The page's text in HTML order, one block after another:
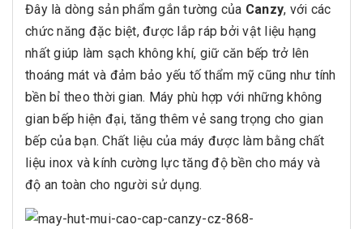
Đây là dòng sản phẩm gắn tường của Canzy, với các
chức năng đặc biệt, được lắp ráp bởi vật liệu hạng
nhất giúp làm sạch không khí, giữ căn bếp trở lên
thoáng mát và đảm bảo yếu tố thẩm mỹ cũng như tính
bền bỉ theo thời gian. Máy phù hợp với những không
gian bếp hiện đại, tăng thêm vẻ sang trọng cho gian
bếp của bạn. Chất liệu của máy được làm bằng chất
liệu inox và kính cường lực tăng độ bền cho máy và
độ an toàn cho người sử dụng.